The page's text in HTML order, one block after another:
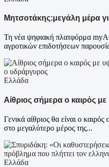
Μητσοτάκης:μεγάλη μέρα
Τη νέα ψηφιακή πλατφόρμα
αγροτικών επιδοτήσεων
Ελλάδα
Αίθριος σήμερα ο καιρός
Γενικά αίθριος θα είναι ο
στο μεγαλύτερο μέρος της...
Ελλάδα